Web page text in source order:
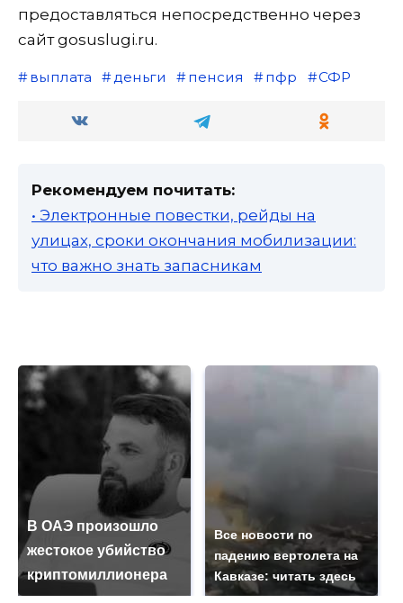
предоставляться непосредственно через
сайт gosuslugi.ru.
выплата деньги пенсия пфр СФР
Рекомендуем почитать:
• Электронные повестки, рейды на
улицах, сроки окончания мобилизации:
что важно знать запасникам
В ОАЭ произошло
жестокое убийство
криптомиллионера
Все новости по
падению вертолета на
Кавказе: читать здесь